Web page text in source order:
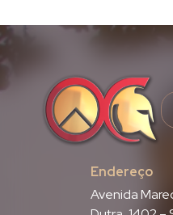
Endereço
Avenida